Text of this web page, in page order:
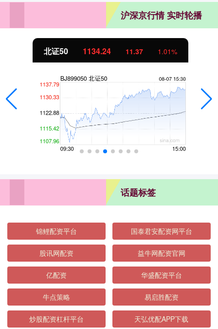
沪深京行情 实时轮播
北证50 1134.24 11.37 1.01%
话题标签
锦鲤配资平台 国泰君安配资网平台
股讯网配资 益牛网配资官网
亿配资 华盛配资平台
牛点策略 易启胜配资
炒股配资杠杆平台 天弘优配APP下载